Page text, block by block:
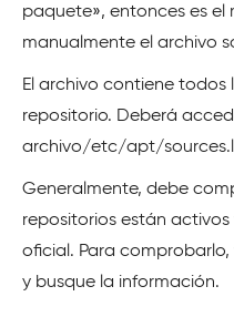
paquete», entonces es
manualmente el archivo
El archivo contiene todos
repositorio. Deberá
archivo/etc/apt/
Generalmente, debe
repositorios están
oficial. Para
y busque la información.